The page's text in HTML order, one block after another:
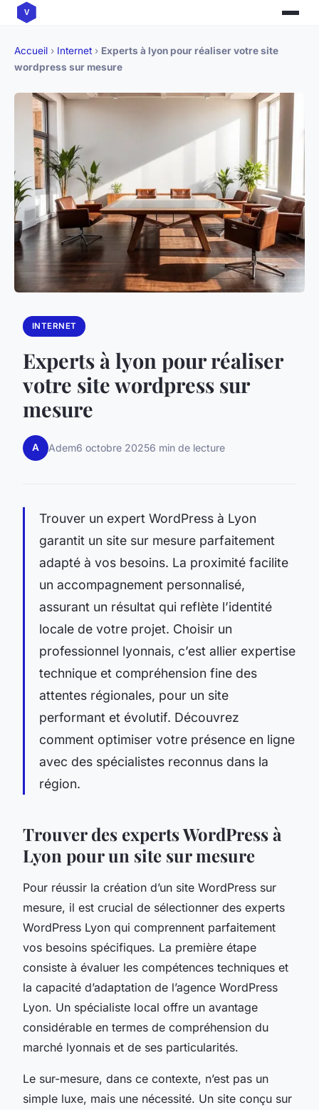
Accueil › Internet › Experts à lyon pour réaliser votre site
wordpress sur mesure
INTERNET
Experts à lyon pour réaliser
votre site wordpress sur
mesure
A Adem6 octobre 20256 min de lecture
Trouver un expert WordPress à Lyon
garantit un site sur mesure parfaitement
adapté à vos besoins. La proximité facilite
un accompagnement personnalisé,
assurant un résultat qui reflète l’identité
locale de votre projet. Choisir un
professionnel lyonnais, c’est allier expertise
technique et compréhension fine des
attentes régionales, pour un site
performant et évolutif. Découvrez
comment optimiser votre présence en ligne
avec des spécialistes reconnus dans la
région.
Trouver des experts WordPress à
Lyon pour un site sur mesure
Pour réussir la création d’un site WordPress sur
mesure, il est crucial de sélectionner des experts
WordPress Lyon qui comprennent parfaitement
vos besoins spécifiques. La première étape
consiste à évaluer les compétences techniques et
la capacité d’adaptation de l’agence WordPress
Lyon. Un spécialiste local offre un avantage
considérable en termes de compréhension du
marché lyonnais et de ses particularités.
Le sur-mesure, dans ce contexte, n’est pas un
simple luxe, mais une nécessité. Un site conçu sur